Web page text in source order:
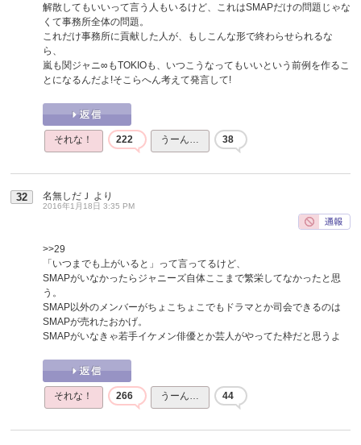
解散してもいいって言う人もいるけど、これはSMAPだけの問題じゃな
くて事務所全体の問題。
これだけ事務所に貢献した人が、もしこんな形で終わらせられるな
ら、
嵐も関ジャニ∞もTOKIOも、いつこうなってもいいという前例を作るこ
とになるんだよ!そこらへん考えて発言して!
それな！ 222 うーん… 38
32 名無しだＪ より
2016年1月18日 3:35 PM
>>29
「いつまでも上がいると」って言ってるけど、
SMAPがいなかったらジャニーズ自体ここまで繁栄してなかったと思
う。
SMAP以外のメンバーがちょこちょこでもドラマとか司会できるのは
SMAPが売れたおかげ。
SMAPがいなきゃ若手イケメン俳優とか芸人がやってた枠だと思うよ
それな！ 266 うーん… 44